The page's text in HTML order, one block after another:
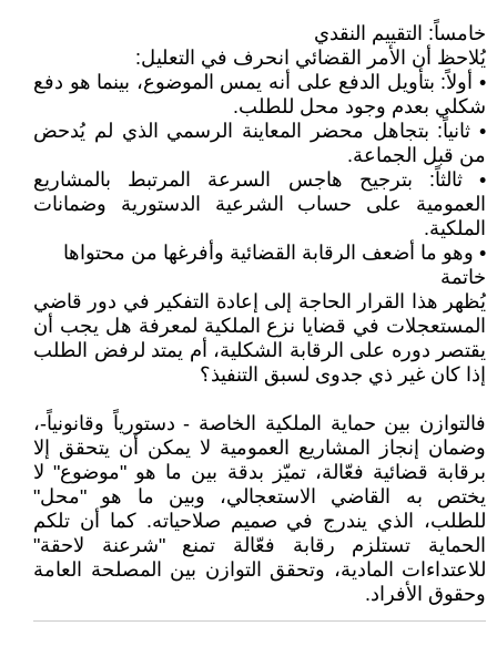
خامساً: التقييم النقدي
يُلاحظ أن الأمر القضائي انحرف في التعليل:
• أولاً: بتأويل الدفع على أنه يمس الموضوع، بينما هو دفع
شكلي بعدم وجود محل للطلب.
• ثانياً: بتجاهل محضر المعاينة الرسمي الذي لم يُدحض
من قبل الجماعة.
• ثالثاً: بترجيح هاجس السرعة المرتبط بالمشاريع
العمومية على حساب الشرعية الدستورية وضمانات
الملكية.
• وهو ما أضعف الرقابة القضائية وأفرغها من محتواها
خاتمة
يُظهر هذا القرار الحاجة إلى إعادة التفكير في دور قاضي
المستعجلات في قضايا نزع الملكية لمعرفة هل يجب أن
يقتصر دوره على الرقابة الشكلية، أم يمتد لرفض الطلب
إذا كان غير ذي جدوى لسبق التنفيذ؟
فالتوازن بين حماية الملكية الخاصة - دستورياً وقانونياً-،
وضمان إنجاز المشاريع العمومية لا يمكن أن يتحقق إلا
برقابة قضائية فعّالة، تميّز بدقة بين ما هو "موضوع" لا
يختص به القاضي الاستعجالي، وبين ما هو "محل"
للطلب، الذي يندرج في صميم صلاحياته. كما أن تلكم
الحماية تستلزم رقابة فعّالة تمنع "شرعنة لاحقة"
للاعتداءات المادية، وتحقق التوازن بين المصلحة العامة
وحقوق الأفراد.